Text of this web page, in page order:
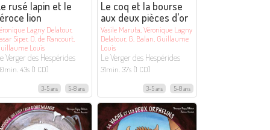
rusé lapin et le
lion
Lagny Delatour,
Siper, O. de Rancourt,
Louis
Verger des Hespérides
43s (1 CD)
3-5 ans 5-8 ans
Le coq et la bourse
aux deux pièces d’or
Vasile Maruta, Véronique Lagny
Delatour, G. Balan, Guillaume
Louis
Le Verger des Hespérides
31min. 37s (1 CD)
3-5 ans 5-8 ans